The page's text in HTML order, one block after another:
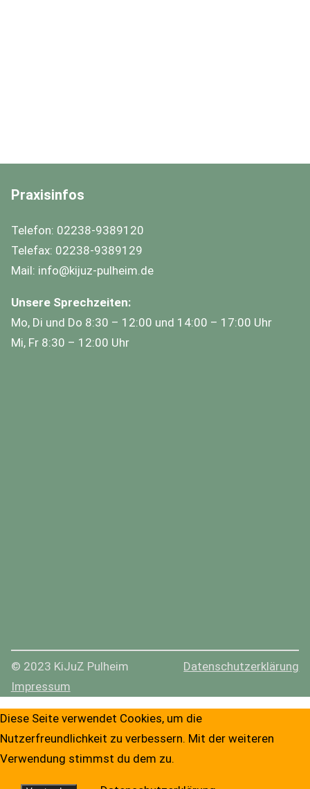
Praxisinfos
Telefon: 02238-9389120
Telefax: 02238-9389129
Mail: info@kijuz-pulheim.de
Unsere Sprechzeiten:
Mo, Di und Do 8:30 – 12:00 und 14:00 – 17:00 Uhr
Mi, Fr 8:30 – 12:00 Uhr
© 2023 KiJuZ Pulheim
Datenschutzerklärung
Impressum
Diese Seite verwendet Cookies, um die
Nutzerfreundlichkeit zu verbessern. Mit der weiteren
Verwendung stimmst du dem zu.